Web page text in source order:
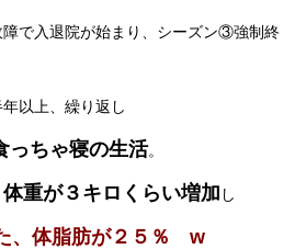
で入退院が始まり、シーズン③強制終
以上、繰り返し
っちゃ寝の生活。
体重が３キロくらい増加 し
、体脂肪が２５％ w